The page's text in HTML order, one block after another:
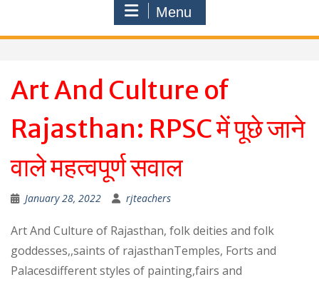
Menu
Art And Culture of
Rajasthan: RPSC में पूछे जाने
वाले महत्वपूर्ण सवाल
January 28, 2022 rjteachers
Art And Culture of Rajasthan, folk deities and folk
goddesses,,saints of rajasthanTemples, Forts and
Palacesdifferent styles of painting,fairs and